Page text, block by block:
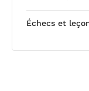
Échecs et